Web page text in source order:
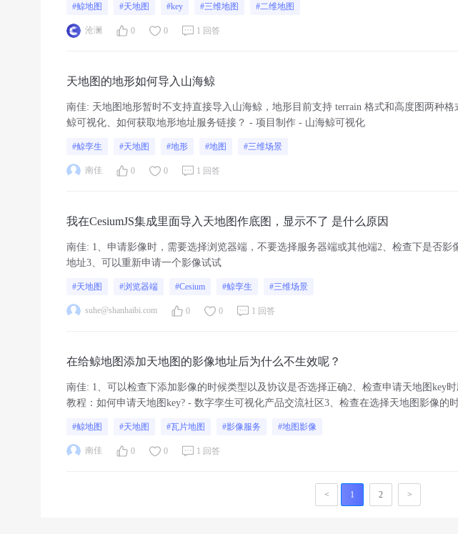
#鲸地图 #天地图 #key #三维地图 #二维地图
沧澜 0 0 1 回答
天地图的地形如何导入山海鲸
南佳: 天地图地形暂时不支持直接导入山海鲸，地形目前支持 terrain 格式和高度图两种
鲸可视化、如何获取地形地址服务链接？ - 项目制作 - 山海鲸可视化
#鲸孪生 #天地图 #地形 #地图 #三维场景
南佳 0 0 1 回答
我在CesiumJS集成里面导入天地图作底图，显示不了 是什么原因
南佳: 1、申请影像时，需要选择浏览器端，不要选择服务器端或其他端2、检查下是否
地址3、可以重新申请一个影像试试
#天地图 #浏览器端 #Cesium #鲸孪生 #三维场景
suhe@shanhaibi.com 0 0 1 回答
在给鲸地图添加天地图的影像地址后为什么不生效呢？
南佳: 1、可以检查下添加影像的时候类型以及协议是否选择正确2、检查申请天地图key
教程：如何申请天地图key? - 数字孪生可视化产品交流社区3、检查在选择天地图影像的
#鲸地图 #天地图 #瓦片地图 #影像服务 #地图影像
南佳 0 0 1 回答
< 1 2 >